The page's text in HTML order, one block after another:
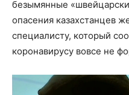
безымянные
опасения казахстанцев
специалисту, который
коронавирусу вовсе не